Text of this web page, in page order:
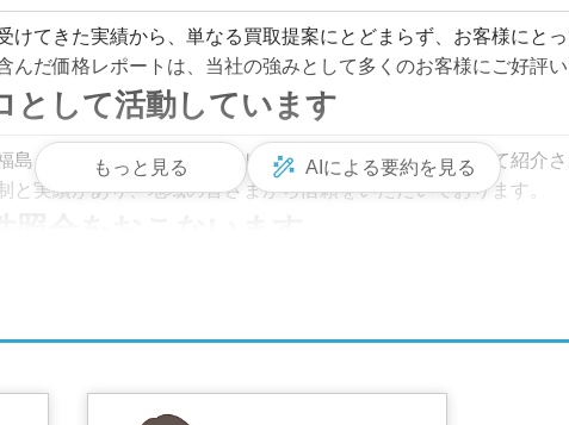
けてきた実績から、単なる買取提案にとどまらず、お客様にと
だ価格レポートは、当社の強みとして多くのお客様にご好評い
として活動しています
島」やラジオ福島「カットビワイド」などで専門家として紹介
実績があり、地域の皆さまから信頼をいただいております。
を強化しています。
もっと見る AIによる要約を見る